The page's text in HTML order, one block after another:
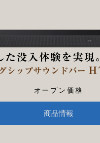
オープン価格
商品情報